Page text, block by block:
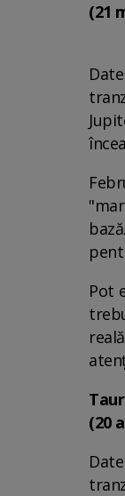
(21
Pot
Taur
(20